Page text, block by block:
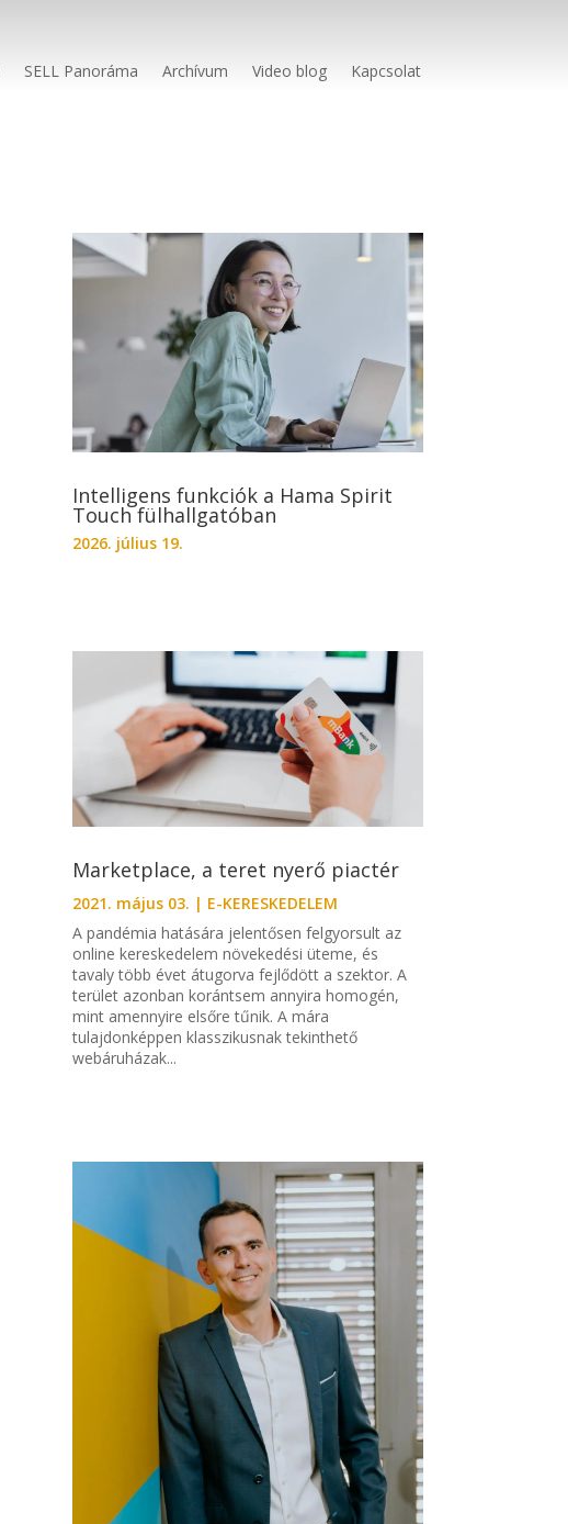
SELL Panoráma Archívum Video blog Kapcsolat
Intelligens funkciók a Hama Spirit
Touch fülhallgatóban
2026. július 19.
Marketplace, a teret nyerő piactér
2021. május 03. | E-KERESKEDELEM
A pandémia hatására jelentősen felgyorsult az
online kereskedelem növekedési üteme, és
tavaly több évet átugorva fejlődött a szektor. A
terület azonban korántsem annyira homogén,
mint amennyire elsőre tűnik. A mára
tulajdonképpen klasszikusnak tekinthető
webáruházak...